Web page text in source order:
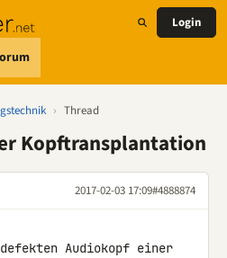
Login
› Thread
Kopftransplantation
2017-02-03 17:09#4888874
Audiokopf einer